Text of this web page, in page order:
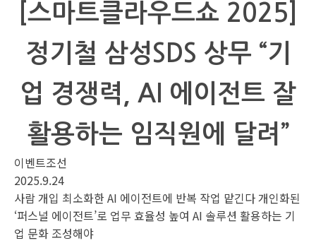
[스마트클라우드쇼 2025]
정기철 삼성SDS 상무 “기
업 경쟁력, AI 에이전트 잘
활용하는 임직원에 달려”
이벤트조선
2025.9.24
사람 개입 최소화한 AI 에이전트에 반복 작업 맡긴다 개인화된
‘퍼스널 에이전트’로 업무 효율성 높여 AI 솔루션 활용하는 기
업 문화 조성해야